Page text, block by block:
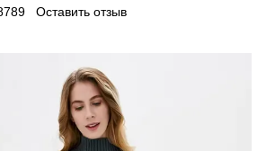
Оставить отзыв